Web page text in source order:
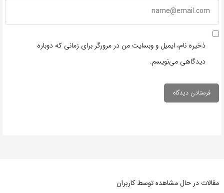
ذخیره نام، ایمیل و وبسایت من در مرورگر برای زمانی که دوباره
دیدگاهی می‌نویسم.
مقالات در حال مشاهده توسط کاربران